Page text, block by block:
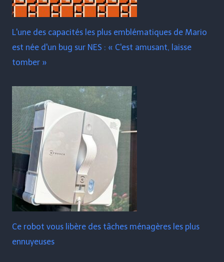
L'une des capacités les plus emblématiques de Mario
est née d'un bug sur NES : « C'est amusant, laisse
tomber »
Ce robot vous libère des tâches ménagères les plus
ennuyeuses